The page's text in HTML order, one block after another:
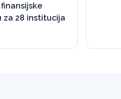
za 28 institucija